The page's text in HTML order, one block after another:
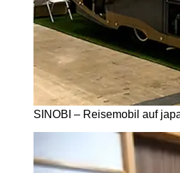
SINOBI – Reisemobil auf